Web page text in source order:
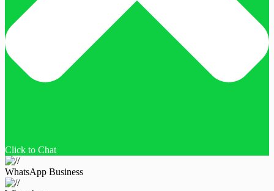
Click to Chat
WhatsApp Business